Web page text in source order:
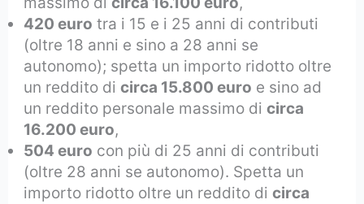
420 euro tra i 15 e i 25 anni di contributi
(oltre 18 anni e sino a 28 anni se
autonomo); spetta un importo ridotto oltre
un reddito dicirca 15.800 euro e sino ad
un reddito personale massimo dicirca
16.200 euro,
504 euro con più di 25 anni di contributi
(oltre 28 anni se autonomo). Spetta un
importo ridotto oltre un reddito dicirca